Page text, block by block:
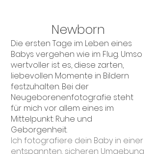
Newborn
Die ersten Tage im Leben eines
Babys vergehen wie im Flug. Umso
wertvoller ist es, diese zarten,
liebevollen Momente in Bildern
festzuhalten. Bei der
Neugeborenenfotografie steht
für mich vor allem eines im
Mittelpunkt: Ruhe und
Geborgenheit.
Ich fotografiere dein Baby in einer
entspannten, sicheren Umgebung